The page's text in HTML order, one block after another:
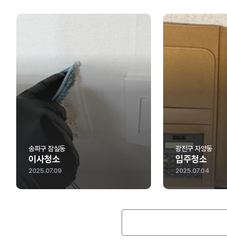
광진구 자양동
입주청소
2025.07.04
부천시 오정
이사청소
2025.06.16